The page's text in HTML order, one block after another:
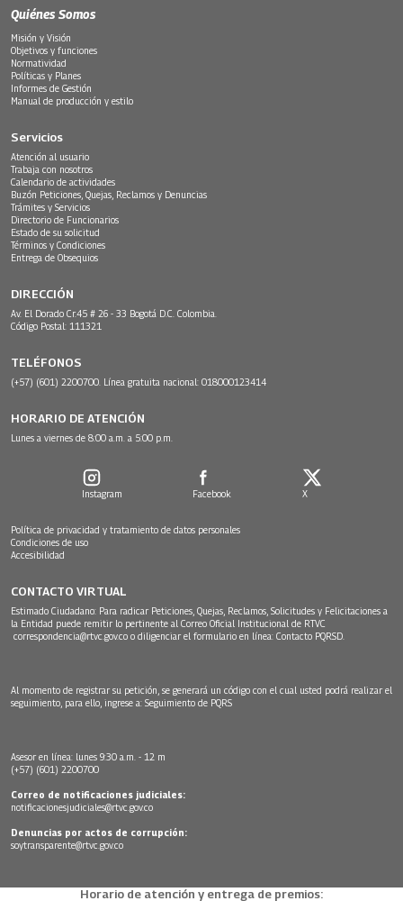
Quiénes Somos
Misión y Visión
Objetivos y funciones
Normatividad
Políticas y Planes
Informes de Gestión
Manual de producción y estilo
Servicios
Atención al usuario
Trabaja con nosotros
Calendario de actividades
Buzón Peticiones, Quejas, Reclamos y Denuncias
Trámites y Servicios
Directorio de Funcionarios
Estado de su solicitud
Términos y Condiciones
Entrega de Obsequios
DIRECCIÓN
Av. El Dorado Cr.45 # 26 - 33 Bogotá D.C. Colombia.
Código Postal: 111321
TELÉFONOS
(+57) (601) 2200700. Línea gratuita nacional: 018000123414
HORARIO DE ATENCIÓN
Lunes a viernes de 8:00 a.m. a 5:00 p.m.
Instagram Facebook X
Política de privacidad y tratamiento de datos personales
Condiciones de uso
Accesibilidad
CONTACTO VIRTUAL
Estimado Ciudadano: Para radicar Peticiones, Quejas, Reclamos, Solicitudes y Felicitaciones a
la Entidad puede remitir lo pertinente al Correo Oficial Institucional de RTVC
correspondencia@rtvc.gov.co o diligenciar el formulario en línea: Contacto PQRSD.
Al momento de registrar su petición, se generará un código con el cual usted podrá realizar el
seguimiento, para ello, ingrese a: Seguimiento de PQRS
Asesor en línea: lunes 9:30 a.m. - 12 m
(+57) (601) 2200700
Correo de notificaciones judiciales:
notificacionesjudiciales@rtvc.gov.co
Denuncias por actos de corrupción:
soytransparente@rtvc.gov.co
Horario de atención y entrega de premios: